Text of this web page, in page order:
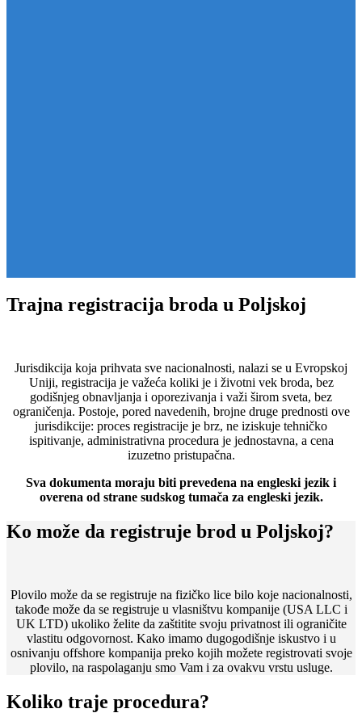
Trajna registracija broda u Poljskoj
Jurisdikcija koja prihvata sve nacionalnosti, nalazi se u Evropskoj
Uniji, registracija je važeća koliki je i životni vek broda, bez
godišnjeg obnavljanja i oporezivanja i važi širom sveta, bez
ograničenja. Postoje, pored navedenih, brojne druge prednosti ove
jurisdikcije: proces registracije je brz, ne iziskuje tehničko
ispitivanje, administrativna procedura je jednostavna, a cena
izuzetno pristupačna.
Sva dokumenta moraju biti prevedena na engleski jezik i
overena od strane sudskog tumača za engleski jezik.
Ko može da registruje brod u Poljskoj?
Plovilo može da se registruje na fizičko lice bilo koje nacionalnosti,
takođe može da se registruje u vlasništvu kompanije (USA LLC i
UK LTD) ukoliko želite da zaštitite svoju privatnost ili ograničite
vlastitu odgovornost. Kako imamo dugogodišnje iskustvo i u
osnivanju offshore kompanija preko kojih možete registrovati svoje
plovilo, na raspolaganju smo Vam i za ovakvu vrstu usluge.
Koliko traje procedura?